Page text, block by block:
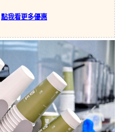
點我看更多優惠